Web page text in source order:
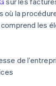
la
comprend les
de